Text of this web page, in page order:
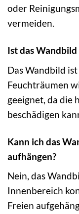
oder
vermeiden.
Ist das
Das Wandbild
Feuchträumen
geeignet, da die
beschädigen
Kann ich das
aufhängen?
Nein, das
Innenbereich
Freien